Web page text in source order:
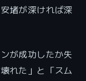
堵が深ければ深
が成功したか失
れた」と「スム